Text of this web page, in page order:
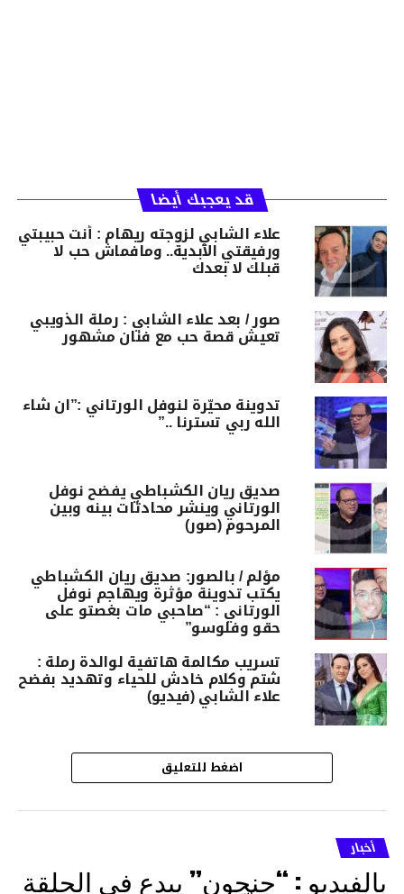
قد يعجبك أيضا
علاء الشابي لزوجته ريهام : أنت حبيبتي
ورفيقتي الأبدية.. ومافماش حب لا
قبلك لا بعدك
صور / بعد علاء الشابي : رملة الذويبي
تعيش قصة حب مع فنان مشهور
تدوينة محيّرة لنوفل الورتاني :”ان شاء
الله ربي تسترنا ..”
صديق ريان الكشباطي يفضح نوفل
الورتاني وينشر محادثات بينه وبين
المرحوم (صور)
مؤلم / بالصور: صديق ريان الكشباطي
يكتب تدوينة مؤثرة ويهاجم نوفل
الورتاني : “صاحبي مات بغصتو على
حقو وفلوسو”
تسريب مكالمة هاتفية لوالدة رملة :
شتم وكلام خادش للحياء وتهديد بفضح
علاء الشابي (فيديو)
اضغط للتعليق
أخبار
بالفيديو : “جنجون” يبدع في الحلقة